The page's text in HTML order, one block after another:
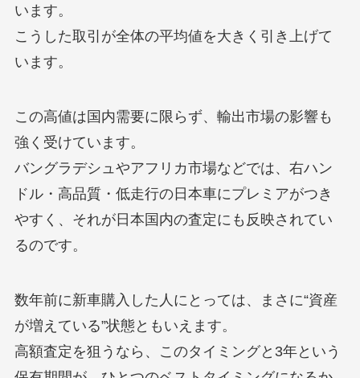
います。
こうした取引が全体の平均値を大きく引き上げて
います。
この高値は国内需要に限らず、輸出市場の影響も
強く受けています。
バングラデシュやアフリカ市場などでは、右ハン
ドル・高品質・低走行の日本車にプレミアがつき
やすく、それが日本国内の査定にも反映されてい
るのです。
数年前に新車購入した人にとっては、まさに“資産
が増えている”状態ともいえます。
高額査定を狙うなら、このタイミングと3年という